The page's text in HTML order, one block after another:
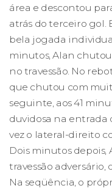
área e descontou
atrás do terceiro gol.
bela jogada
minutos, Alan
no travessão. No
que chutou com
seguinte, aos 41
duvidosa na entrada
vez o lateral-direito
Dois minutos
travessão adversário,
Na seqüência, o